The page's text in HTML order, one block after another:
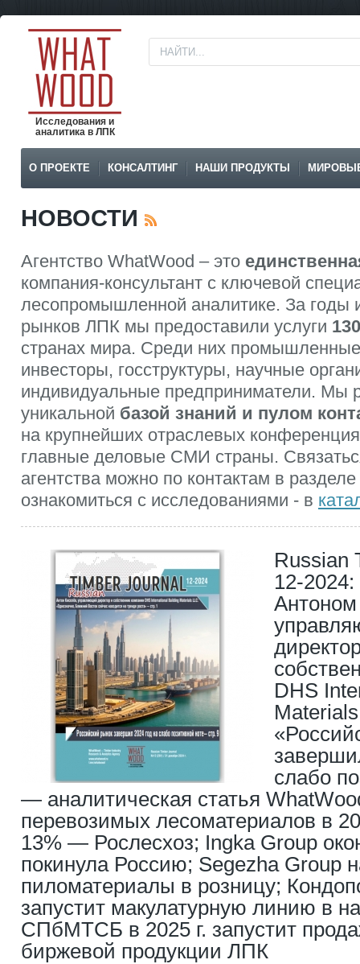
Исследования и
аналитика в ЛПК
О ПРОЕКТЕ КОНСАЛТИНГ НАШИ ПРОДУКТЫ
НОВОСТИ
Агентство WhatWood – это
компания-консультант с ключевой
лесопромышленной аналитике. За годы
рынков ЛПК мы предоставили услуги 130
странах мира. Среди них
инвесторы, госструктуры, научные
индивидуальные предприниматели. Мы
уникальной базой знаний и пулом
на крупнейших отраслевых
главные деловые СМИ страны.
агентства можно по контактам в разделе
ознакомиться с исследованиями - в
Russian
12-
DHS
слабо
— аналитическая статья
перевозимых лесоматериалов в
13% — Рослесхоз; Ingka Group
покинула Россию; Segezha Group
пиломатериалы в розницу;
запустит макулатурную линию в
СПбМТСБ в 2025 г. запустит
биржевой продукции ЛПК